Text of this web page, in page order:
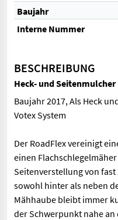
Baujahr
Interne Nummer
BESCHREIBUNG
Heck- und
Baujahr 2017, Als Heck
Votex System
Der RoadFlex vereinigt
einen
Seitenverstellung von fast
sowohl hinter als neben
Mähhaube bleibt immer
der Schwerpunkt nahe